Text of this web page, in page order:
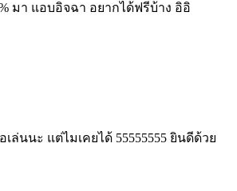
มา แอบอิจฉา อยากได้ฟรีบ้าง อิอิ
เล่นนะ แต่ไมเคยได้ 55555555 ยินดีด้วย